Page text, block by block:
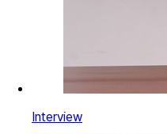
Interview